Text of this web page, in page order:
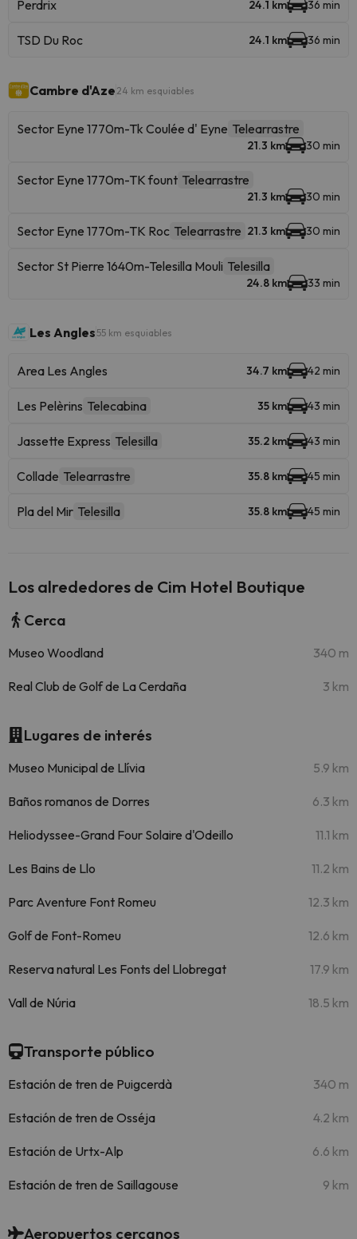
Perdrix 24.1 km 36 min
TSD Du Roc 24.1 km 36 min
Cambre d'Aze 24 km esquiables
Sector Eyne 1770m-Tk Coulée d' Eyne Telearrastre
21.3 km 30 min
Sector Eyne 1770m-TK fount Telearrastre
21.3 km 30 min
Sector Eyne 1770m-TK Roc Telearrastre 21.3 km 30 min
Sector St Pierre 1640m-Telesilla Mouli Telesilla
24.8 km 33 min
Les Angles 55 km esquiables
Area Les Angles 34.7 km 42 min
Les Pelèrins Telecabina 35 km 43 min
Jassette Express Telesilla 35.2 km 43 min
Collade Telearrastre 35.8 km 45 min
Pla del Mir Telesilla 35.8 km 45 min
Los alrededores de Cim Hotel Boutique
Cerca
Museo Woodland 340 m
Real Club de Golf de La Cerdaña 3 km
Lugares de interés
Museo Municipal de Llívia 5.9 km
Baños romanos de Dorres 6.3 km
Heliodyssee-Grand Four Solaire d'Odeillo 11.1 km
Les Bains de Llo 11.2 km
Parc Aventure Font Romeu 12.3 km
Golf de Font-Romeu 12.6 km
Reserva natural Les Fonts del Llobregat 17.9 km
Vall de Núria 18.5 km
Transporte público
Estación de tren de Puigcerdà 340 m
Estación de tren de Osséja 4.2 km
Estación de Urtx-Alp 6.6 km
Estación de tren de Saillagouse 9 km
Aeropuertos cercanos